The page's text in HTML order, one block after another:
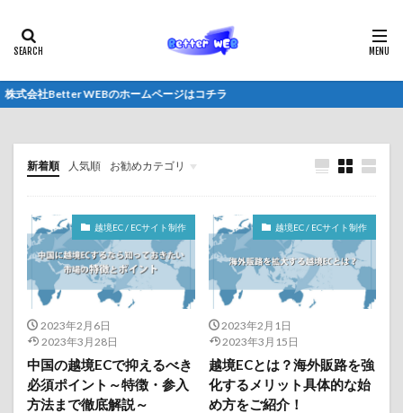
会社Better WEBのホームページはコチラ
新着順 人気順 お勧めカテゴリ
Shopify / ECサイト制作
越境EC / ECサイト制作
2023年2月6日
2023年3月28日
中国の越境ECで抑えるべき
必須ポイント～特徴・参入
方法まで徹底解説～
越境EC / ECサイト制作
2023年2月1日
2023年3月15日
越境ECとは？海外販路を強
化するメリット具体的な始
め方をご紹介！